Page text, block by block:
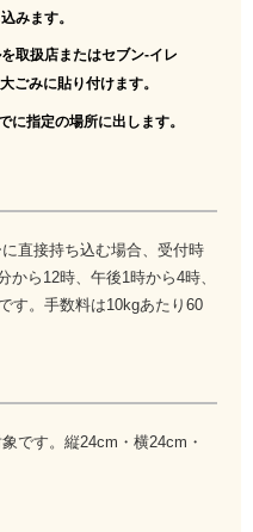
みます。
取扱店またはセブン-イレ
ごみに貼り付けます。
に指定の場所に出します。
直接持ち込む場合、受付時
ら12時、午後1時から4時、
す。手数料は10kgあたり60
です。縦24cm・横24cm・